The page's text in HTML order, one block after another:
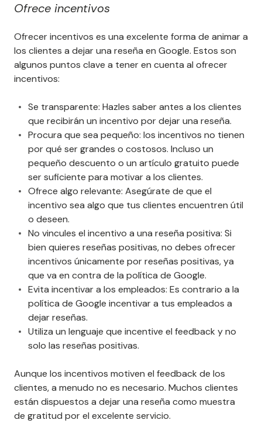
Ofrece incentivos
Ofrecer incentivos es una excelente forma de animar a
los clientes a dejar una reseña en Google. Estos son
algunos puntos clave a tener en cuenta al ofrecer
incentivos:
Se transparente: Hazles saber antes a los clientes
que recibirán un incentivo por dejar una reseña.
Procura que sea pequeño: los incentivos no tienen
por qué ser grandes o costosos. Incluso un
pequeño descuento o un artículo gratuito puede
ser suficiente para motivar a los clientes.
Ofrece algo relevante: Asegúrate de que el
incentivo sea algo que tus clientes encuentren útil
o deseen.
No vincules el incentivo a una reseña positiva: Si
bien quieres reseñas positivas, no debes ofrecer
incentivos únicamente por reseñas positivas, ya
que va en contra de la política de Google.
Evita incentivar a los empleados: Es contrario a la
política de Google incentivar a tus empleados a
dejar reseñas.
Utiliza un lenguaje que incentive el feedback y no
solo las reseñas positivas.
Aunque los incentivos motiven el feedback de los
clientes, a menudo no es necesario. Muchos clientes
están dispuestos a dejar una reseña como muestra
de gratitud por el excelente servicio.